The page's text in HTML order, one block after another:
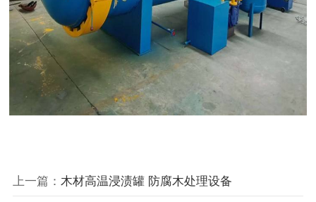
上一篇： 木材高温浸渍罐 防腐木处理设备